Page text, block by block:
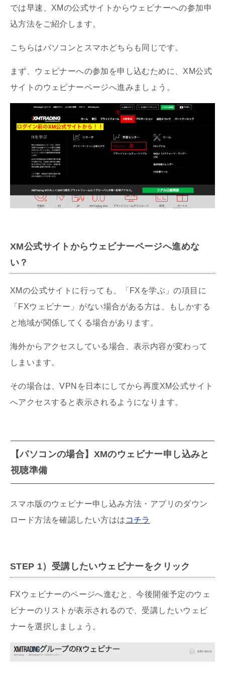
では早速、XMの公式サイトからウェビナーへの参加申
込方法をご紹介します。
こちらはパソコンとスマホどちらも同じです。
まず、ウェビナーへの参加を申し込むために、XM公式
サイトのウェビナーページへ進みましょう。
XM公式サイトからウェビナーページへ進めな
い？
XMの公式サイトに行っても、「FXを学ぶ」の項目に
「FXウェビナー」がない場合がある方は、もしかする
と地域が関係してくる場合があります。
海外からアクセスしている場合、表示内容が変わって
しまいます。
その場合は、VPNを日本にしてから再度XM公式サイト
へアクセスすると表示されるようになります。
【パソコンの場合】XMのウェビナー申し込みと
視聴準備
スマホ版のウェビナー申し込み方法・アプリのダウン
ロード方法を確認したい方はは コチラ
STEP 1）受講したいウェビナーをクリック
FXウェビナーのページへ進むと、今後開催予定のウェ
ビナーのリストが表示されるので、受講したいウェビ
ナーを選択しましょう。